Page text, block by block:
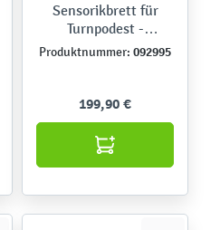
Sensorikbrett für
Turnpodest -
Hühnerleiter
Produktnummer: 092995
199,90 €